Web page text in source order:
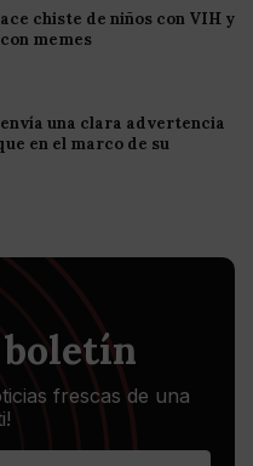
chiste de niños con VIH y
memes
una clara advertencia
en el marco de su
frescas de una